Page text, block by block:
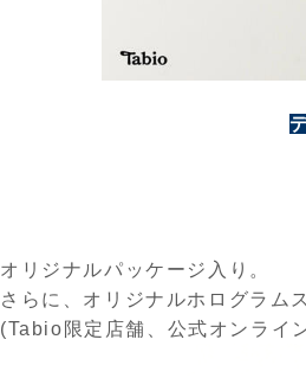
オリジナルパッケージ入り。
さらに、オリジナルホログラム
(Tabio限定店舗、公式オンライ